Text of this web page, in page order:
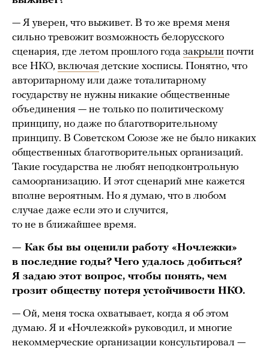
— Я уверен, что выживет. В то же время меня
сильно тревожит возможность белорусского
сценария, где летом прошлого года закрыли почти
все НКО, включая детские хосписы. Понятно, что
авторитарному или даже тоталитарному
государству не нужны никакие общественные
объединения — не только по политическому
принципу, но даже по благотворительному
принципу. В Советском Союзе же не было никаких
общественных благотворительных организаций.
Такие государства не любят неподконтрольную
самоорганизацию. И этот сценарий мне кажется
вполне вероятным. Но я думаю, что в любом
случае даже если это и случится,
то не в ближайшее время.
— Как бы вы оценили работу «Ночлежки»
в последние годы? Чего удалось добиться?
Я задаю этот вопрос, чтобы понять, чем
грозит обществу потеря устойчивости НКО.
— Ой, меня тоска охватывает, когда я об этом
думаю. Я и «Ночлежкой» руководил, и многие
некоммерческие организации консультировал —